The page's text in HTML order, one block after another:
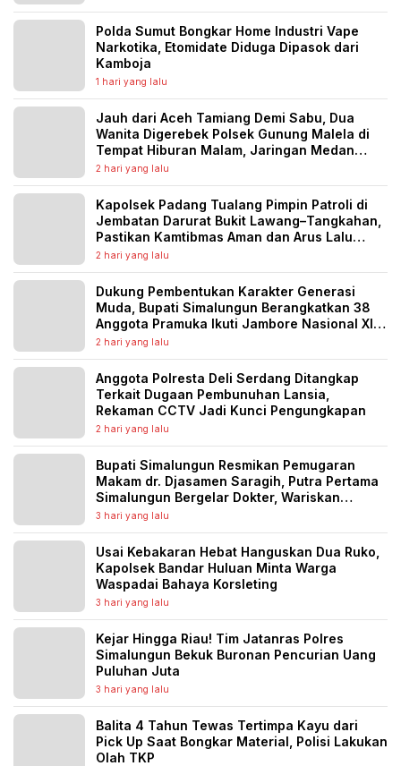
Polda Sumut Bongkar Home Industri Vape
Narkotika, Etomidate Diduga Dipasok dari
Kamboja
1 hari yang lalu
Jauh dari Aceh Tamiang Demi Sabu, Dua
Wanita Digerebek Polsek Gunung Malela di
Tempat Hiburan Malam, Jaringan Medan
Diburu
2 hari yang lalu
Kapolsek Padang Tualang Pimpin Patroli di
Jembatan Darurat Bukit Lawang–Tangkahan,
Pastikan Kamtibmas Aman dan Arus Lalu
Lintas Lancar
2 hari yang lalu
Dukung Pembentukan Karakter Generasi
Muda, Bupati Simalungun Berangkatkan 38
Anggota Pramuka Ikuti Jambore Nasional XII
Tahun 2026
2 hari yang lalu
Anggota Polresta Deli Serdang Ditangkap
Terkait Dugaan Pembunuhan Lansia,
Rekaman CCTV Jadi Kunci Pengungkapan
2 hari yang lalu
Bupati Simalungun Resmikan Pemugaran
Makam dr. Djasamen Saragih, Putra Pertama
Simalungun Bergelar Dokter, Wariskan
Semangat Pengabdian untuk Generasi
Penerus
3 hari yang lalu
Usai Kebakaran Hebat Hanguskan Dua Ruko,
Kapolsek Bandar Huluan Minta Warga
Waspadai Bahaya Korsleting
3 hari yang lalu
Kejar Hingga Riau! Tim Jatanras Polres
Simalungun Bekuk Buronan Pencurian Uang
Puluhan Juta
3 hari yang lalu
Balita 4 Tahun Tewas Tertimpa Kayu dari
Pick Up Saat Bongkar Material, Polisi Lakukan
Olah TKP